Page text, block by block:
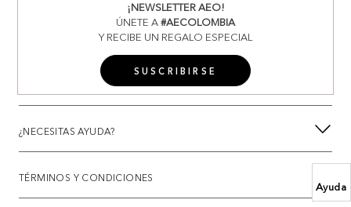
Ayuda
¡NEWSLETTER AEO!
ÚNETE A#AECOLOMBIA
Y RECIBE UN REGALO ESPECIAL
SUSCRIBIRSE
¿NECESITAS AYUDA?
TÉRMINOS Y CONDICIONES